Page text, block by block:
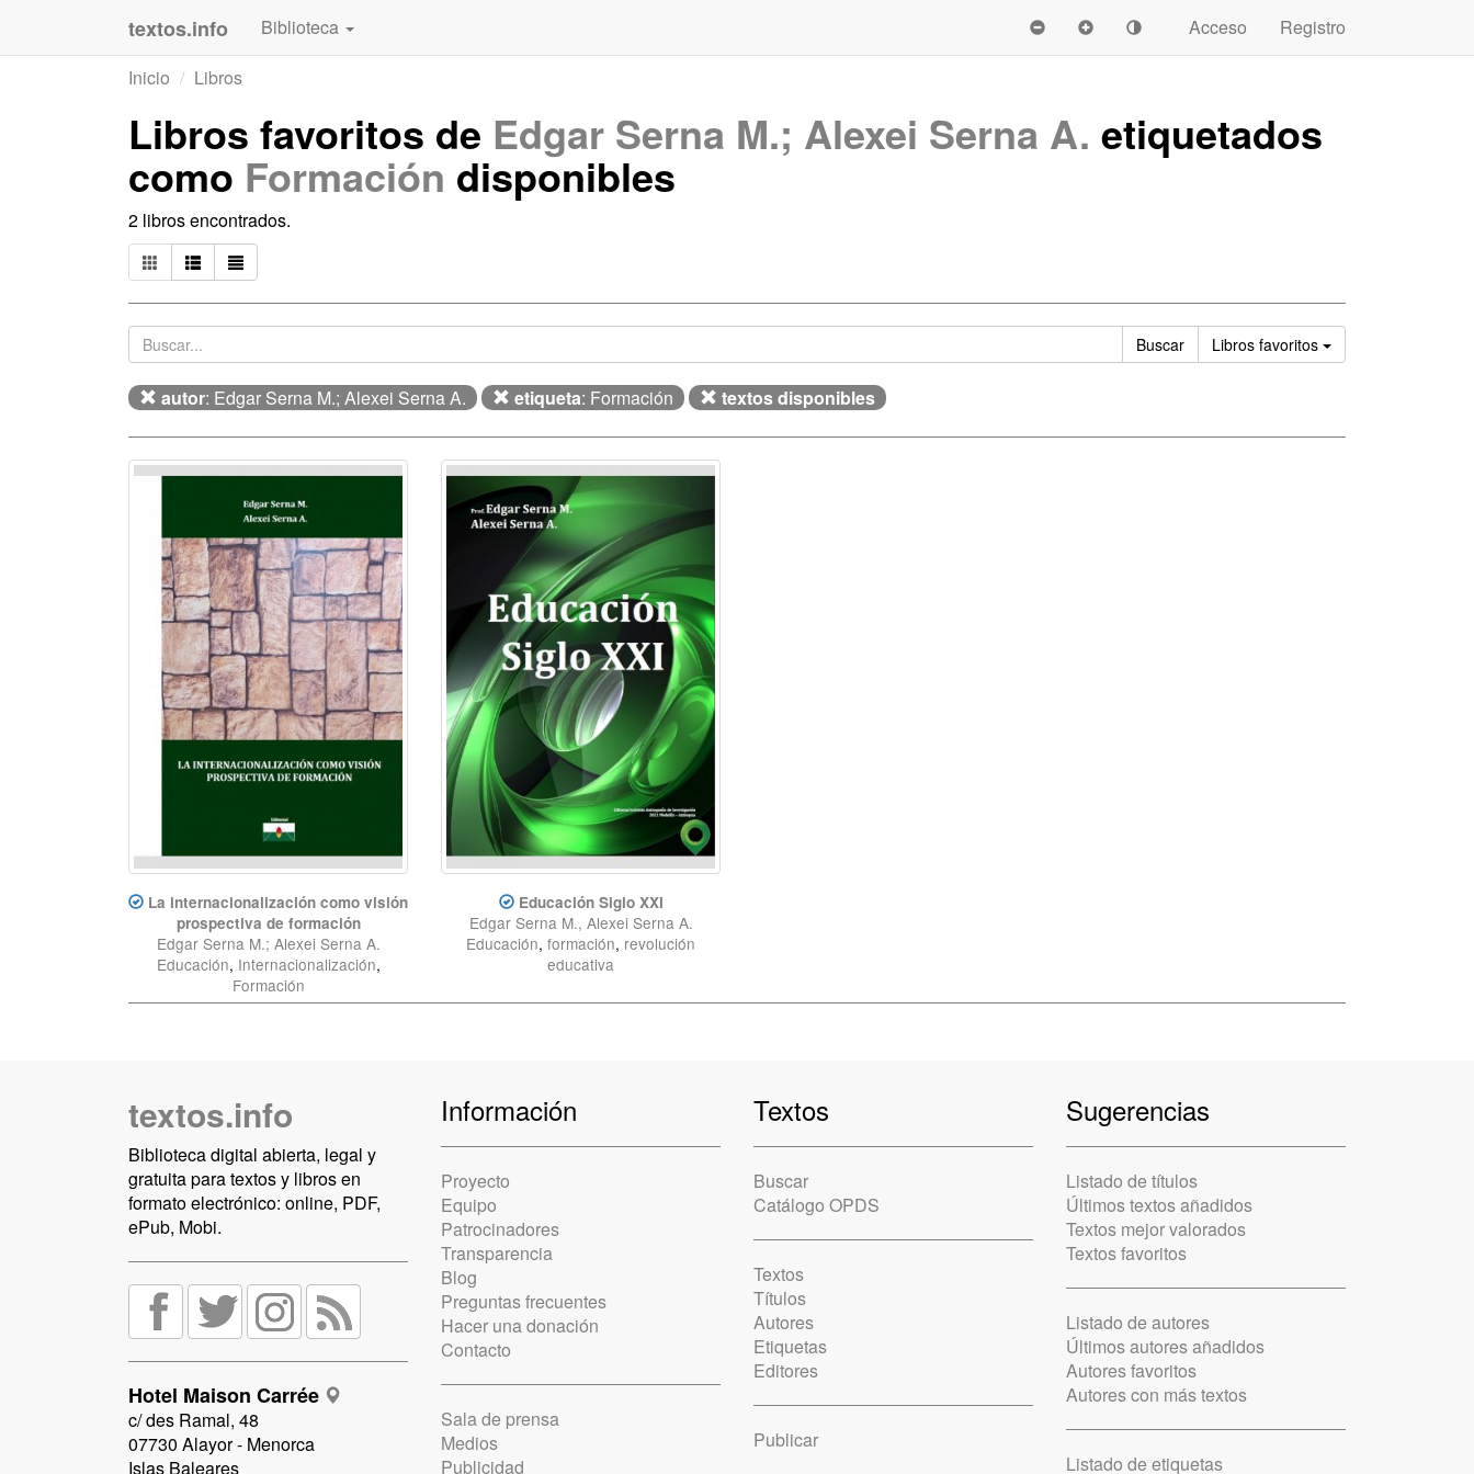
textos.info Biblioteca Acceso
Registro
Inicio
Libros
Libros favoritos de Edgar Serna M.; Alexei Serna A. etiquetados
como Formación disponibles
2 libros encontrados.
Buscar Libros favoritos Ordenar
autor: Edgar Serna M.; Alexei Serna A. etiqueta: Formación textos disponibles
La internacionalización como visión
prospectiva de formación
Edgar Serna M.; Alexei Serna A.
Educación, Internacionalización,
Formación
Educación Siglo XXI
Edgar Serna M., Alexei Serna A.
Educación, formación, revolución
educativa
textos.info
Biblioteca digital abierta, legal y
gratuita para textos y libros en
formato electrónico: online, PDF,
ePub, Mobi.
Hotel Maison Carrée
c/ des Ramal, 48
07730 Alayor - Menorca
Islas Baleares
Información
Proyecto
Equipo
Patrocinadores
Transparencia
Blog
Preguntas frecuentes
Hacer una donación
Contacto
Sala de prensa
Medios
Publicidad
Textos
Buscar
Catálogo OPDS
Textos
Títulos
Autores
Etiquetas
Editores
Publicar
Sugerencias
Listado de títulos
Últimos textos añadidos
Textos mejor valorados
Textos favoritos
Listado de autores
Últimos autores añadidos
Autores favoritos
Autores con más textos
Listado de etiquetas